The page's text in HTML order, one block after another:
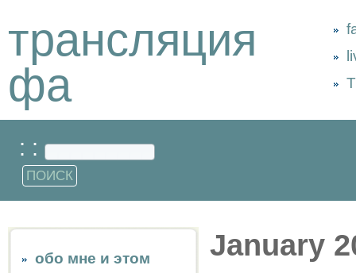
трансляция
фа
: :
обо мне и этом
January